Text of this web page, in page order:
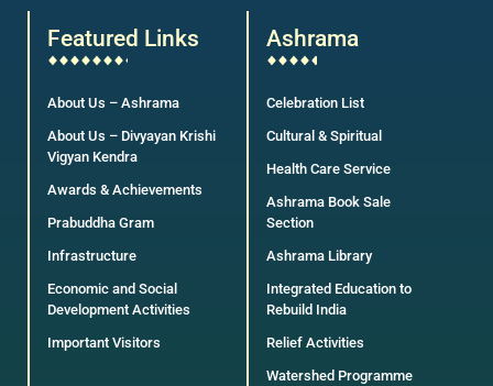
Featured Links
About Us – Ashrama
About Us – Divyayan Krishi
Vigyan Kendra
Awards & Achievements
Prabuddha Gram
Infrastructure
Economic and Social
Development Activities
Important Visitors
Ashrama
Celebration List
Cultural & Spiritual
Health Care Service
Ashrama Book Sale
Section
Ashrama Library
Integrated Education to
Rebuild India
Relief Activities
Watershed Programme